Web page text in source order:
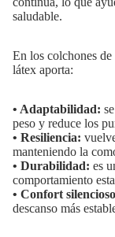
saludable.
En los colchones
látex aporta:
• Adaptabilidad:
peso y reduce los
• Resiliencia:
manteniendo la
• Durabilidad: es
comportamiento
• Confort
descanso más